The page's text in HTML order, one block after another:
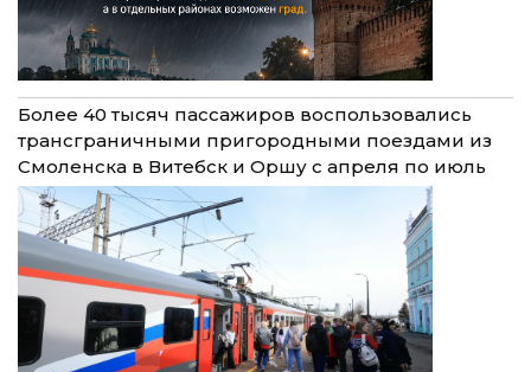
Более 40 тысяч пассажиров воспользовались
трансграничными пригородными поездами из
Смоленска в Витебск и Оршу с апреля по июль